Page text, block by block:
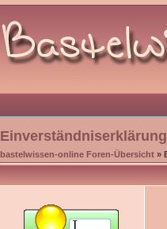
Einverständniserklärung
bastelwissen-online Foren-Übersicht »